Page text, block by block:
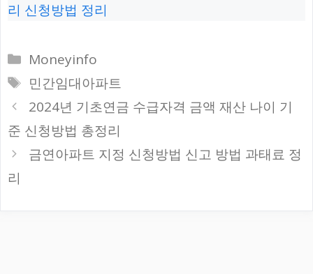
리 신청방법 정리
카
테
고
리
Moneyinfo
태
그
민간임대아파트
2024년 기초연금 수급자격 금액 재산 나이 기
준 신청방법 총정리
금연아파트 지정 신청방법 신고 방법 과태료 정
리